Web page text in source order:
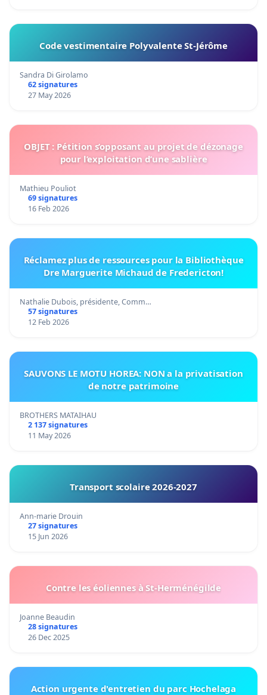
Code vestimentaire Polyvalente St-Jérôme
Sandra Di Girolamo
62 signatures
27 May 2026
OBJET : Pétition s’opposant au projet de dézonage
pour l’exploitation d’une sablière
Mathieu Pouliot
69 signatures
16 Feb 2026
Réclamez plus de ressources pour la Bibliothèque
Dre Marguerite Michaud de Fredericton!
Nathalie Dubois, présidente, Comm…
57 signatures
12 Feb 2026
SAUVONS LE MOTU HOREA: NON a la privatisation
de notre patrimoine
BROTHERS MATAIHAU
2 137 signatures
11 May 2026
Transport scolaire 2026-2027
Ann-marie Drouin
27 signatures
15 Jun 2026
Contre les éoliennes à St-Herménégilde
Joanne Beaudin
28 signatures
26 Dec 2025
Action urgente d'entretien du parc Hochelaga